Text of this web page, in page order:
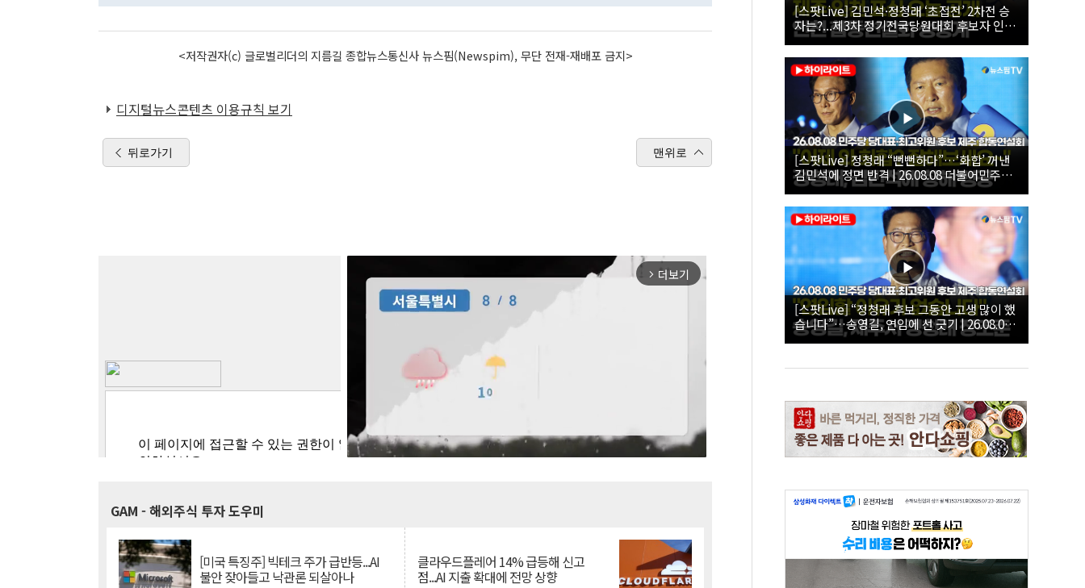
<저작권자(c) 글로벌리더의 지름길 종합뉴스통신사 뉴스핌(Newspim), 무단 전재-재배포 금지>
디지털뉴스콘텐츠 이용규칙 보기
뒤로가기 맨위로
arrow_forward_ios 더보기
GAM - 해외주식 투자 도우미
[미국 특징주] 빅테크 주가 급반등...AI
불안 잦아들고 낙관론 되살아나
클라우드플레어 14% 급등해 신고
점...AI 지출 확대에 전망 상향
[스팟Live] 김민석·정청래 ‘초접전’ 2차전 승
자는?...제3차 정기전국당원대회 후보자 인천
합동연설회 생중계 | 26.08.08
[스팟Live] 정청래 “뻔뻔하다”…‘화합’ 꺼낸
김민석에 정면 반격 | 26.08.08 더불어민주당
당대표·최고위원 후보 제주 합동연설회
[스팟Live] “정청래 후보 그동안 고생 많이 했
습니다”…송영길, 연임에 선 긋기 | 26.08.08
더불어민주당 당대표·최고위원 후보 제주 합